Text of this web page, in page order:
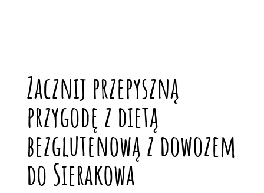
Zacznij przepyszną
przygodę z dietą
bezglutenową z dowozem
do Sierakowa